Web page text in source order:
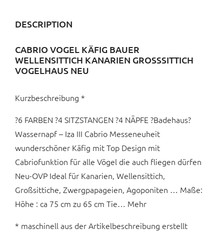
DESCRIPTION
CABRIO VOGEL KÄFIG BAUER
WELLENSITTICH KANARIEN GROSSSITTICH V
OGELHAUS NEU
Kurzbeschreibung *
?6 FARBEN ?4 SITZSTANGEN ?4 NÄPFE ?Badehaus?
Wassernapf – Iza III Cabrio Messeneuheit
wunderschöner Käfig mit Top Design mit
Cabriofunktion für alle Vögel die auch fliegen dürfen
Neu-OVP Ideal für Kanarien, Wellensittich,
Großsittiche, Zwergpapageien, Agoponiten … Maße:
Höhe : ca 75 cm zu 65 cm Tie… Mehr
* maschinell aus der Artikelbeschreibung erstellt